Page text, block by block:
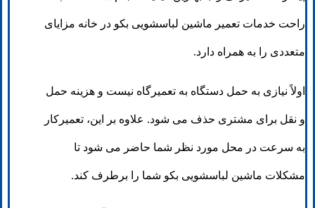
راحت خدمات تعمیر ماشین لباسشویی بکو در خانه مزایای
متعددی را به همراه دارد.
اولاً نیازی به حمل دستگاه به تعمیرگاه نیست و هزینه حمل
و نقل برای مشتری حذف می شود. علاوه بر این، تعمیرکار
به سرعت در محل مورد نظر شما حاضر می شود تا
مشکلات ماشین لباسشویی بکو شما را برطرف کند.